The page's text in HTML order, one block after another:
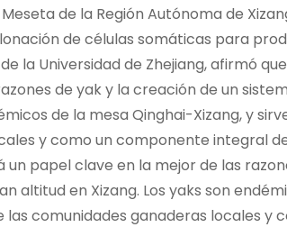
de la Región Autónoma de
de células somáticas para
la Universidad de Zhejiang, afirmó
de yak y la creación de un
de la mesa Qinghai-Xizang, y
y como un componente integral
un papel clave en la mejor de las
altitud en Xizang. Los yaks son
las comunidades ganaderas locales